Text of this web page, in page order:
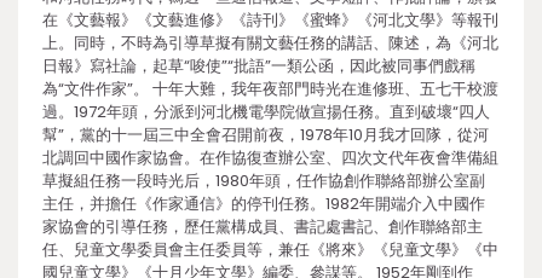
在《文藝報》《文藝進修》《詩刊》《蜜蜂》《河北文學》等報刊
上。同時，不時為引導草擬有關文藝任務的講話、陳述，為《河北
日報》寫社論，起草“唆使”“批語”一類公函，因此被同事們戲稱
為“文件作家”。 十年大難，我年夜部門時光在進修班、五七干校渡
過。1972年頭，分派到河北機電學院做宣揚任務。直到破壞“四人
幫”，黨的十一屆三中全會召開前夜，1978年10月我才回隊，從河
北調回中國作家協會。在作協復查辦公室、四次文代年夜會準備組
草擬組任務一段時光后，1980年頭，任作協創作聯絡部辦公室副
主任，并擔任《作家通信》的停刊任務。1982年開端介入中國作
家協會的引導任務，歷任黨構成員、書記處書記、創作聯絡部主
任、兒童文學委員會主任委員等，兼任《將來》《兒童文學》《中
國兒童文學》《十月少年文學》編委、參謀等。 1952年剛到作